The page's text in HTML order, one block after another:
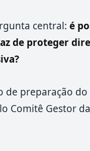
central: é
de proteger
de preparação
Comitê Gestor